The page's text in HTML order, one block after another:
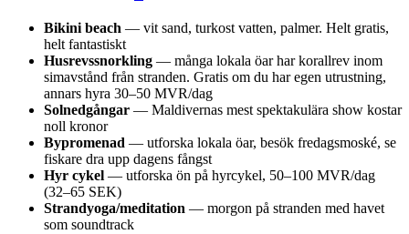
Bikini beach — vit sand, turkost vatten, palmer. Helt gratis,
helt fantastiskt
Husrevssnorkling — många lokala öar har korallrev inom
simavstånd från stranden. Gratis om du har egen utrustning,
annars hyra 30–50 MVR/dag
Solnedgångar — Maldivernas mest spektakulära show kostar
noll kronor
Bypromenad — utforska lokala öar, besök fredagsmoské, se
fiskare dra upp dagens fångst
Hyr cykel — utforska ön på hyrcykel, 50–100 MVR/dag
(32–65 SEK)
Strandyoga/meditation — morgon på stranden med havet
som soundtrack